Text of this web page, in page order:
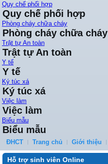
Quy chế phối hợp
Quy chế phối hợp
Phòng cháy chữa cháy
Phòng cháy chữa cháy
Trật tự An toàn
Trật tự An toàn
Y tế
Y tế
Ký túc xá
Ký túc xá
Việc làm
Việc làm
Biểu mẫu
Biểu mẫu
ĐHCT Trang chủ Giới thiệu
Hỗ trợ sinh viên Online